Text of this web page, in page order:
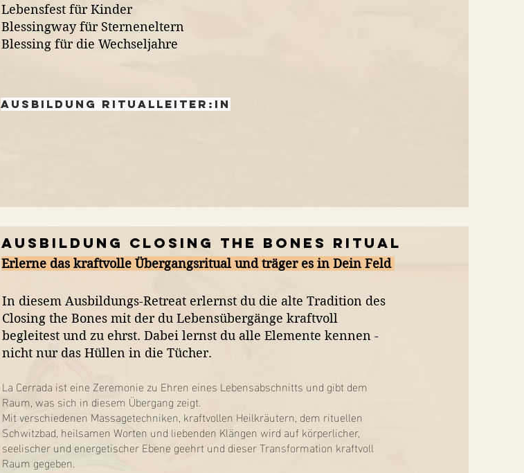
Lebensfest für Kinder
Blessingway für Sterneneltern
Blessing für die Wechseljahre
Ausbildung Ritualleiter:In
Ausbildung Closing the Bones Ritual
Erlerne daskraftvolle Übergangsritual undträgeres in Dein Feld
In diesem Ausbildungs-Retreat erlernst du die alte Tradition des
Closing the Bones mit der du Lebensübergänge kraftvoll
begleitest und zu ehrst. Dabei lernst du alle Elemente kennen -
nicht nur das Hüllen in die Tücher.
La Cerrada ist eine Zeremonie zu Ehren eines Lebensabschnitts und gibt dem
Raum, was sich in diesem Übergang zeigt.
Mit verschiedenen Massagetechniken, kraftvollen Heilkräutern, dem rituellen
Schwitzbad, heilsamen Worten und liebenden Klängen wird auf körperlicher,
seelischer und energetischer Ebene geehrt und dieser Transformation kraftvoll
Raum gegeben.